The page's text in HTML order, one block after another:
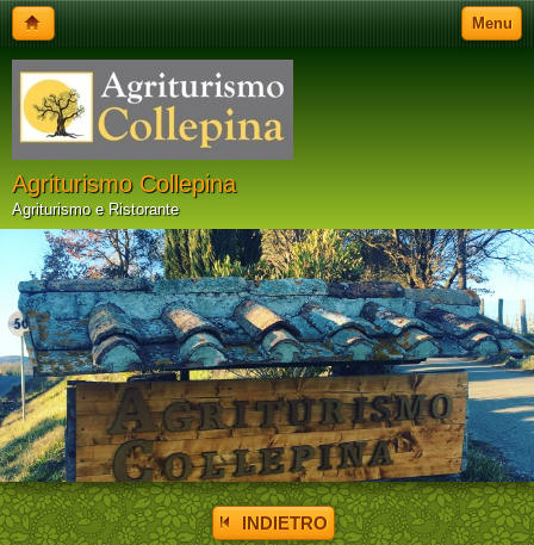
Menu
Agriturismo Collepina
Agriturismo e Ristorante
INDIETRO